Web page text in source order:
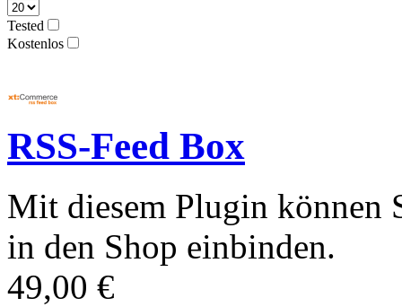
Tested
Kostenlos
RSS-Feed Box
Mit diesem Plugin können
in den Shop einbinden.
49,00 €